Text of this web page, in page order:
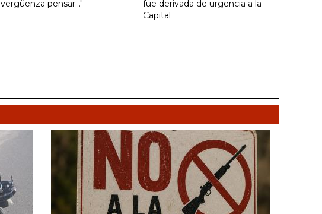
vergüenza pensar..."
fue derivada de urgencia a la
Capital